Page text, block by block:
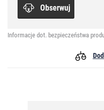
Obserwuj
Informacje dot. bezpieczeństwa